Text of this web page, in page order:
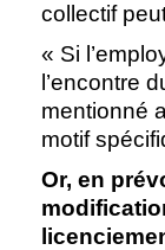
collectif
« Si
l’encontre
mentionné
motif
Or, en